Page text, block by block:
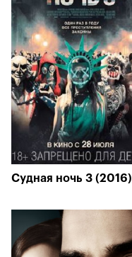
Судная ночь 3 (2016)